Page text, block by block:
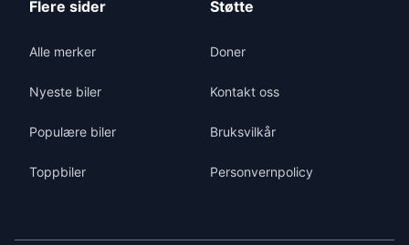
Flere sider
Alle merker
Nyeste biler
Populære biler
Toppbiler
Støtte
Doner
Kontakt oss
Bruksvilkår
Personvernpolicy